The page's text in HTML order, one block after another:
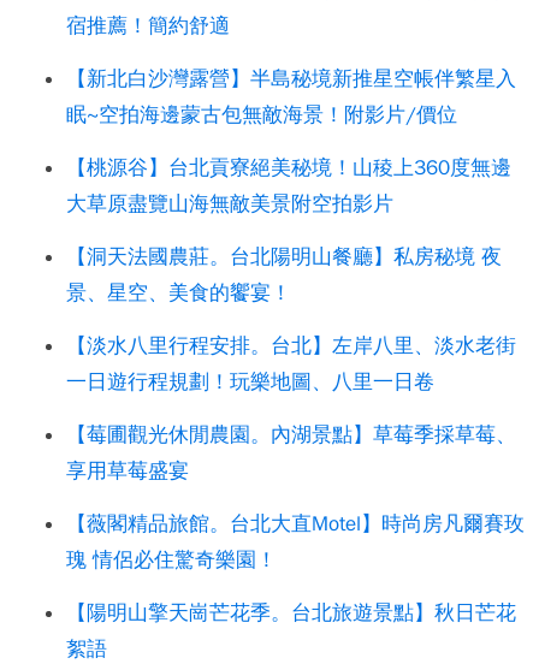
宿推薦！簡約舒適
【新北白沙灣露營】半島秘境新推星空帳伴繁星入
眠~空拍海邊蒙古包無敵海景！附影片/價位
【桃源谷】台北貢寮絕美秘境！山稜上360度無邊
大草原盡覽山海無敵美景附空拍影片
【洞天法國農莊。台北陽明山餐廳】私房秘境 夜
景、星空、美食的饗宴！
【淡水八里行程安排。台北】左岸八里、淡水老街
一日遊行程規劃！玩樂地圖、八里一日卷
【莓圃觀光休閒農園。內湖景點】草莓季採草莓、
享用草莓盛宴
【薇閣精品旅館。台北大直Motel】時尚房凡爾賽玫
瑰 情侶必住驚奇樂園！
【陽明山擎天崗芒花季。台北旅遊景點】秋日芒花
絮語